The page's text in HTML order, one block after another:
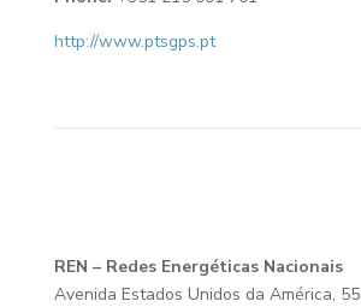
http://www.ptsgps.pt
REN – Redes Energéticas Nacionais
Avenida Estados Unidos da América, 55